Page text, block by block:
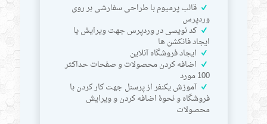
قالب پرمیوم با طراحی سفارشی بر روی
وردپرس
کد نویسی در وردپرس جهت ویرایش یا
ایجاد فانکشن ها
ایجاد فروشگاه آنلاین
اضافه کردن محصولات و صفحات حداکثر
100 مورد
آموزش یکنفر از پرسنل جهت کار کردن با
فروشگاه و نحوۀ اضافه کردن و ویرایش
محصولات